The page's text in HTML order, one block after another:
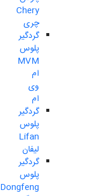
Chery
چری
گردگیر
پلوس
MVM
ام
وی
ام
گردگیر
پلوس
Lifan
لیفان
گردگیر
پلوس
Dongfeng